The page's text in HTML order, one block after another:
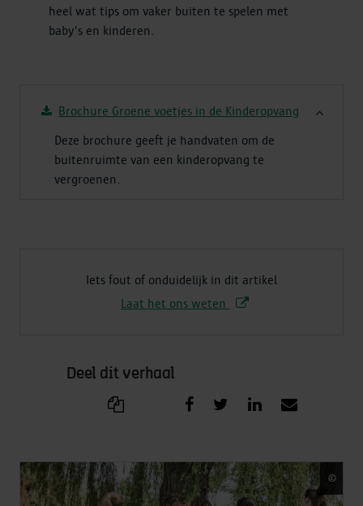
heel wat tips om vaker buiten te spelen met
baby's en kinderen.
Brochure Groene voetjes in de Kinderopvang
Deze brochure geeft je handvaten om de
buitenruimte van een kinderopvang te
vergroenen.
Iets fout of onduidelijk in dit artikel
Laat het ons weten
Deel dit verhaal
©